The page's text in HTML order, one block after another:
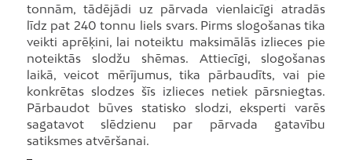
tonnām, tādējādi uz pārvada vienlaicīgi atradās
līdz pat 240 tonnu liels svars. Pirms slogošanas tika
veikti aprēķini, lai noteiktu maksimālās izlieces pie
noteiktās slodžu shēmas. Attiecīgi, slogošanas
laikā, veicot mērījumus, tika pārbaudīts, vai pie
konkrētas slodzes šīs izlieces netiek pārsniegtas.
Pārbaudot būves statisko slodzi, eksperti varēs
sagatavot slēdzienu par pārvada gatavību
satiksmes atvēršanai.